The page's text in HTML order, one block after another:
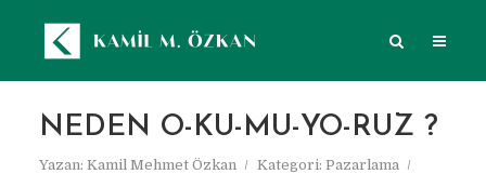
NEDEN O-KU-MU-YO-RUZ ?
Yazan: Kamil Mehmet Özkan Kategori: Pazarlama